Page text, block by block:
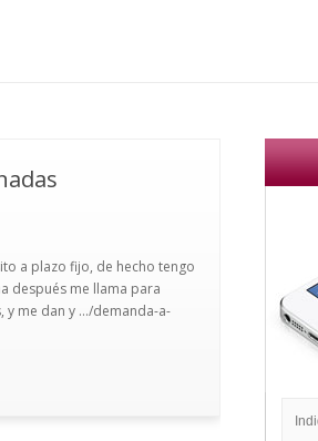
a plazo fijo, de hecho tengo
después me llama para
me dan y .../demanda-a-